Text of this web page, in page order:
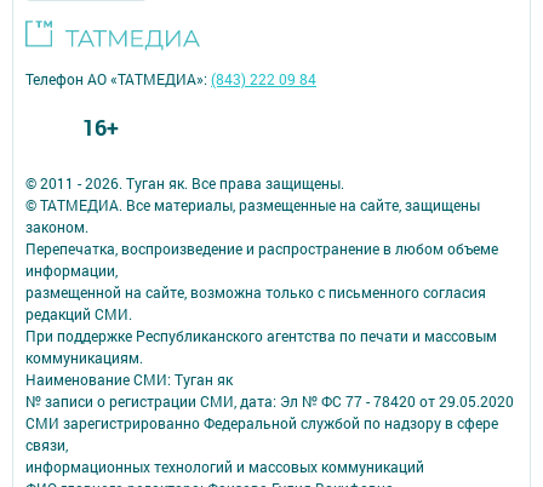
© 2011 - 2026. Туган як. Все права защищены.
© ТАТМЕДИА. Все материалы, размещенные на сайте, защищены
законом.
Перепечатка, воспроизведение и распространение в любом объеме
информации,
размещенной на сайте, возможна только с письменного согласия
редакций СМИ.
При поддержке Республиканского агентства по печати и массовым
коммуникациям.
Наименование СМИ: Туган як
№ записи о регистрации СМИ, дата: Эл № ФС 77 - 78420 от 29.05.2020
СМИ зарегистрированно Федеральной службой по надзору в сфере
связи,
информационных технологий и массовых коммуникаций
Телефон АО «ТАТМЕДИА»:(843) 222 09 84
16+